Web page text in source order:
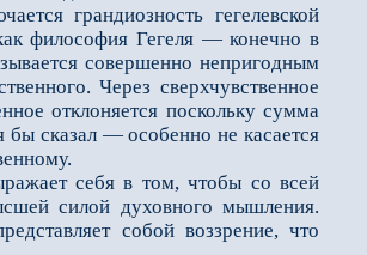
грандиозность гегелевской
философия Гегеля — конечно в
совершенно непригодным
Через сверхчувственное
отклоняется поскольку сумма
бы сказал — особенно не касается
себя в том, чтобы со всей
силой духовного мышления.
собой воззрение, что